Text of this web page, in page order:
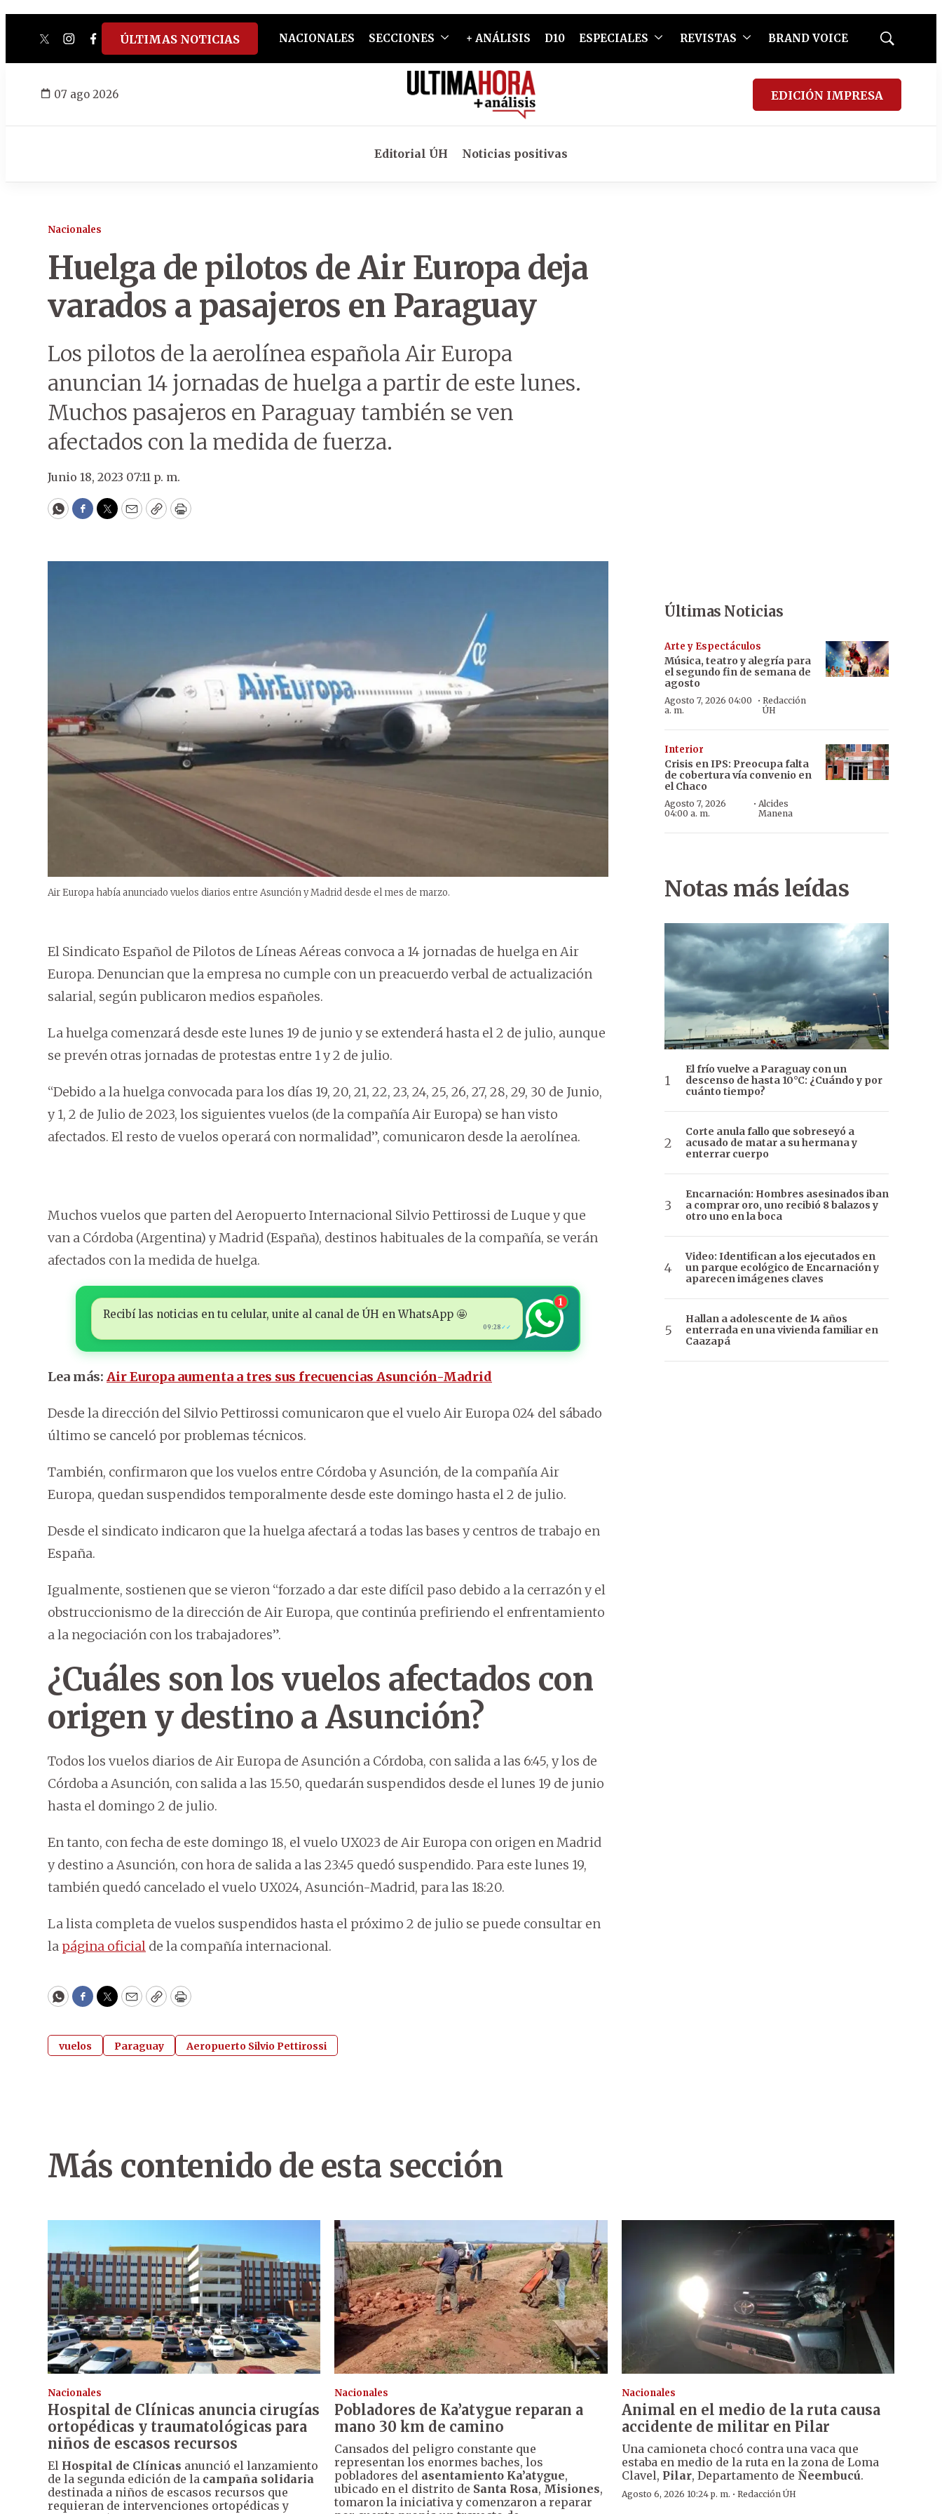
twitterinstagram
facebook
tiktokyoutube
spotify
ÚLTIMAS NOTICIAS NACIONALES SECCIONES + ANÁLISIS D10 ESPECIALES REVISTAS BRAND VOICE
Mostrar
07 ago 2026 EDICIÓN IMPRESA
Editorial ÚH Noticias positivas
Nacionales
Huelga de pilotos de Air Europa deja
varados a pasajeros en Paraguay
Los pilotos de la aerolínea española Air Europa
anuncian 14 jornadas de huelga a partir de este lunes.
Muchos pasajeros en Paraguay también se ven
afectados con la medida de fuerza.
Junio 18, 2023 07:11 p. m.
WhatsApp
Facebook
Twitter
EmailCopyPrint
Air Europa había anunciado vuelos diarios entre Asunción y Madrid desde el mes de marzo.
El Sindicato Español de Pilotos de Líneas Aéreas convoca a 14 jornadas de huelga en Air
Europa. Denuncian que la empresa no cumple con un preacuerdo verbal de actualización
salarial, según publicaron medios españoles.
La huelga comenzará desde este lunes 19 de junio y se extenderá hasta el 2 de julio, aunque
se prevén otras jornadas de protestas entre 1 y 2 de julio.
“Debido a la huelga convocada para los días 19, 20, 21, 22, 23, 24, 25, 26, 27, 28, 29, 30 de Junio,
y 1, 2 de Julio de 2023, los siguientes vuelos (de la compañía Air Europa) se han visto
afectados. El resto de vuelos operará con normalidad”, comunicaron desde la aerolínea.
Muchos vuelos que parten del Aeropuerto Internacional Silvio Pettirossi de Luque y que
van a Córdoba (Argentina) y Madrid (España), destinos habituales de la compañía, se verán
afectados con la medida de huelga.
Recibí las noticias en tu celular, unite al canal de ÚH en WhatsApp 🤩
09:28 ✓✓
1
Lea más: Air Europa aumenta a tres sus frecuencias Asunción-Madrid
Desde la dirección del Silvio Pettirossi comunicaron que el vuelo Air Europa 024 del sábado
último se canceló por problemas técnicos.
También, confirmaron que los vuelos entre Córdoba y Asunción, de la compañía Air
Europa, quedan suspendidos temporalmente desde este domingo hasta el 2 de julio.
Desde el sindicato indicaron que la huelga afectará a todas las bases y centros de trabajo en
España.
Igualmente, sostienen que se vieron “forzado a dar este difícil paso debido a la cerrazón y el
obstruccionismo de la dirección de Air Europa, que continúa prefiriendo el enfrentamiento
a la negociación con los trabajadores”.
¿Cuáles son los vuelos afectados con
origen y destino a Asunción?
Todos los vuelos diarios de Air Europa de Asunción a Córdoba, con salida a las 6:45, y los de
Córdoba a Asunción, con salida a las 15.50, quedarán suspendidos desde el lunes 19 de junio
hasta el domingo 2 de julio.
En tanto, con fecha de este domingo 18, el vuelo UX023 de Air Europa con origen en Madrid
y destino a Asunción, con hora de salida a las 23:45 quedó suspendido. Para este lunes 19,
también quedó cancelado el vuelo UX024, Asunción-Madrid, para las 18:20.
La lista completa de vuelos suspendidos hasta el próximo 2 de julio se puede consultar en
la página oficial de la compañía internacional.
WhatsApp
Facebook
Twitter
EmailCopyPrint
vuelos Paraguay Aeropuerto Silvio Pettirossi
Últimas Noticias
Arte y Espectáculos
Música, teatro y alegría para
el segundo fin de semana de
agosto
Agosto 7, 2026 04:00
a. m.
· Redacción
ÚH
Interior
Crisis en IPS: Preocupa falta
de cobertura vía convenio en
el Chaco
Agosto 7, 2026
04:00 a. m.
·Alcides
Manena
Notas más leídas
El frío vuelve a Paraguay con un
descenso de hasta 10°C: ¿Cuándo y por
cuánto tiempo?
Corte anula fallo que sobreseyó a
acusado de matar a su hermana y
enterrar cuerpo
Encarnación: Hombres asesinados iban
a comprar oro, uno recibió 8 balazos y
otro uno en la boca
Video: Identifican a los ejecutados en
un parque ecológico de Encarnación y
aparecen imágenes claves
Hallan a adolescente de 14 años
enterrada en una vivienda familiar en
Caazapá
Más contenido de esta sección
Nacionales
Hospital de Clínicas anuncia cirugías
ortopédicas y traumatológicas para
niños de escasos recursos
El Hospital de Clínicas anunció el lanzamiento
de la segunda edición de la campaña solidaria
destinada a niños de escasos recursos que
requieran de intervenciones ortopédicas y
Nacionales
Pobladores de Ka’atygue reparan a
mano 30 km de camino
Cansados del peligro constante que
representan los enormes baches, los
pobladores del asentamiento Ka’atygue,
ubicado en el distrito de Santa Rosa, Misiones,
tomaron la iniciativa y comenzaron a reparar
Nacionales
Animal en el medio de la ruta causa
accidente de militar en Pilar
Una camioneta chocó contra una vaca que
estaba en medio de la ruta en la zona de Loma
Clavel, Pilar, Departamento de Ñeembucú.
Agosto 6, 2026 10:24 p. m. · Redacción ÚH